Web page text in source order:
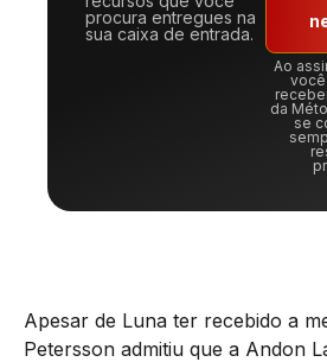
procura entregues na
sua caixa de entrada.
Ao
da
se
Apesar de Luna ter recebido a
Petersson admitiu que a Andon